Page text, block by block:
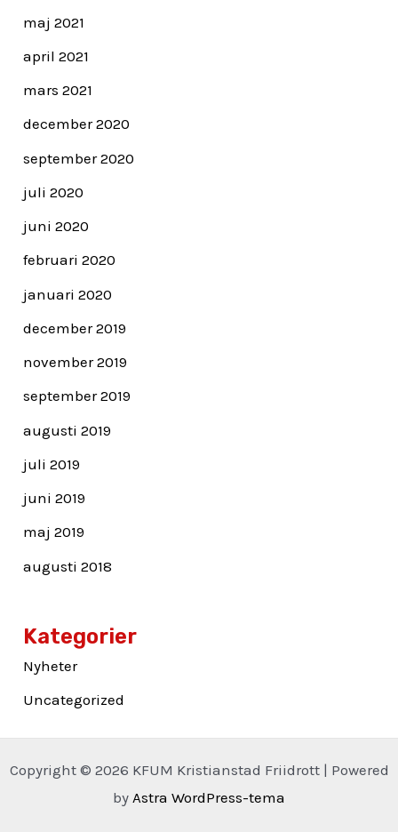
maj 2021
april 2021
mars 2021
december 2020
september 2020
juli 2020
juni 2020
februari 2020
januari 2020
december 2019
november 2019
september 2019
augusti 2019
juli 2019
juni 2019
maj 2019
augusti 2018
Kategorier
Nyheter
Uncategorized
Copyright © 2026 KFUM Kristianstad Friidrott | Powered
by Astra WordPress-tema